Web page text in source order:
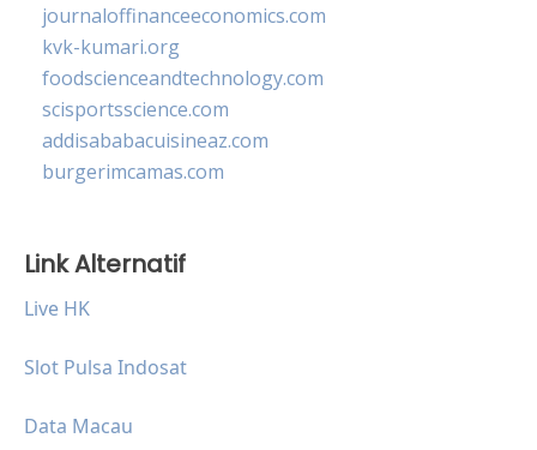
journaloffinanceeconomics.com
kvk-kumari.org
foodscienceandtechnology.com
scisportsscience.com
addisababacuisineaz.com
burgerimcamas.com
Link Alternatif
Live HK
Slot Pulsa Indosat
Data Macau